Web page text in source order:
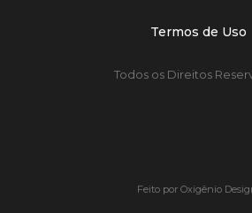
Termos de Uso
Todos os Direitos
Feito por Oxigênio